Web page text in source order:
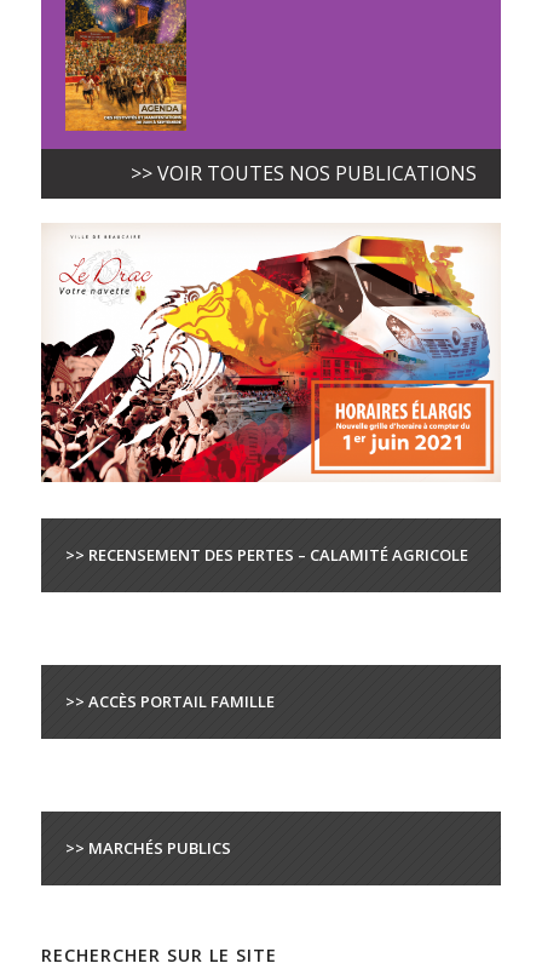
>> VOIR TOUTES NOS PUBLICATIONS
>> RECENSEMENT DES PERTES – CALAMITÉ AGRICOLE
>> ACCÈS PORTAIL FAMILLE
>> MARCHÉS PUBLICS
RECHERCHER SUR LE SITE